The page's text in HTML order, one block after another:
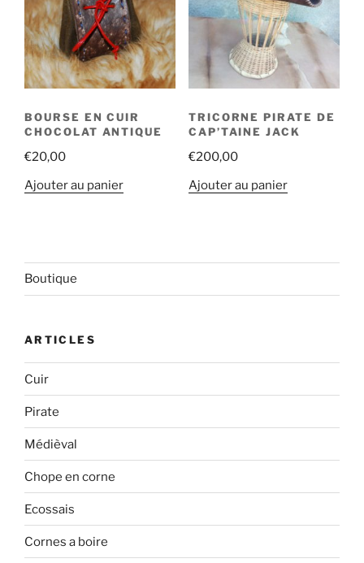
BOURSE EN CUIR
CHOCOLAT ANTIQUE
€20,00
Ajouter au panier
TRICORNE PIRATE DE
CAP’TAINE JACK
€200,00
Ajouter au panier
Boutique
ARTICLES
Cuir
Pirate
Médièval
Chope en corne
Ecossais
Cornes a boire